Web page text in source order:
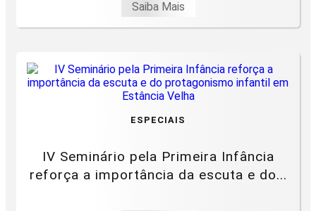
Saiba Mais
ESPECIAIS
IV Seminário pela Primeira Infância
reforça a importância da escuta e do...